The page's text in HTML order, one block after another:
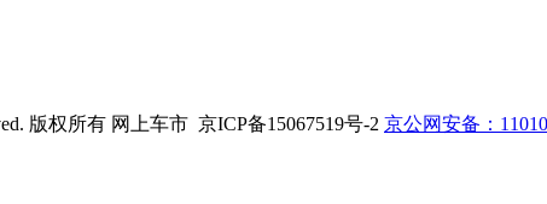
版权所有 网上车市 京ICP备15067519号-2 京公网安备：